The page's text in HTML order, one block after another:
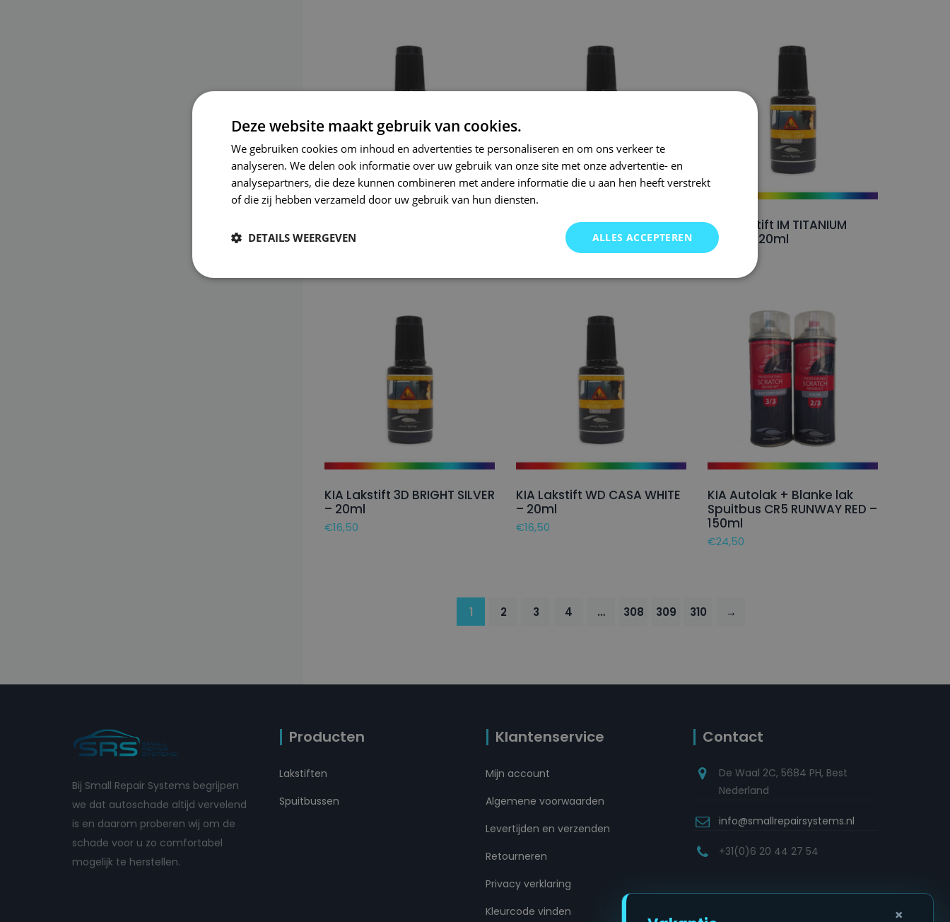
CERULEAN BLUE – 20ml
KIA Lakstift SWP SNOW
WHITE – 20ml
KIA Lakstift IM TITANIUM
SILVER – 20ml
€
KIA Lakstift 3D BRIGHT SILVER
– 20ml
€16,50
KIA Lakstift WD CASA WHITE
– 20ml
€16,50
KIA Autolak + Blanke lak
Spuitbus CR5 RUNWAY RED –
150ml
€24,50
1 2 3 4 … 308 309 310 →
Bij Small Repair Systems begrijpen
we dat autoschade altijd vervelend
is en daarom proberen wij om de
schade voor u zo comfortabel
mogelijk te herstellen.
Producten
Lakstiften
Spuitbussen
Klantenservice
Mijn account
Algemene voorwaarden
Levertijden en verzenden
Retourneren
Privacy verklaring
Kleurcode vinden
Contact
De Waal 2C, 5684 PH, Best
Nederland
info@smallrepairsystems.nl
+31(0)6 20 44 27 54
×
Deze website maakt gebruik van cookies.
We gebruiken cookies om inhoud en advertenties te personaliseren en om ons verkeer te
analyseren. We delen ook informatie over uw gebruik van onze site met onze advertentie- en
analysepartners, die deze kunnen combineren met andere informatie die u aan hen heeft verstrekt
of die zij hebben verzameld door uw gebruik van hun diensten.
ALLES ACCEPTEREN
DETAILS WEERGEVEN